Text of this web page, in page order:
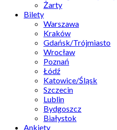
Żarty
Bilety
Warszawa
Kraków
Gdańsk/Trójmiasto
Wrocław
Poznań
Łódź
Katowice/Śląsk
Szczecin
Lublin
Bydgoszcz
Białystok
Ankiety